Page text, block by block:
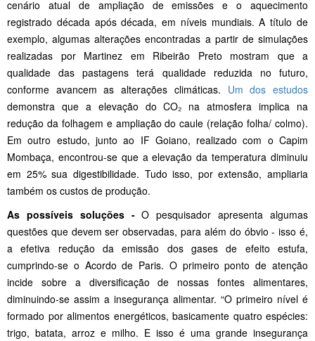
cenário atual de ampliação de emissões e o aquecimento
registrado década após década, em níveis mundiais. A título de
exemplo, algumas alterações encontradas a partir de simulações
realizadas por Martinez em Ribeirão Preto mostram que a
qualidade das pastagens terá qualidade reduzida no futuro,
conforme avancem as alterações climáticas. Um dos estudos
demonstra que a elevação do CO₂ na atmosfera implica na
redução da folhagem e ampliação do caule (relação folha/ colmo).
Em outro estudo, junto ao IF Goiano, realizado com o Capim
Mombaça, encontrou-se que a elevação da temperatura diminuiu
em 25% sua digestibilidade. Tudo isso, por extensão, ampliaria
também os custos de produção.
As possíveis soluções -O pesquisador apresenta algumas
questões que devem ser observadas, para além do óbvio - isso é,
a efetiva redução da emissão dos gases de efeito estufa,
cumprindo-se o Acordo de Paris. O primeiro ponto de atenção
incide sobre a diversificação de nossas fontes alimentares,
diminuindo-se assim a insegurança alimentar. “O primeiro nível é
formado por alimentos energéticos, basicamente quatro espécies:
trigo, batata, arroz e milho. E isso é uma grande insegurança